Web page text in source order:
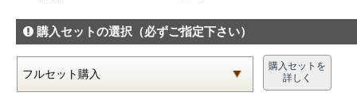
購入セットの選択 （必ずご指定下さい）
購入セットを
詳しく